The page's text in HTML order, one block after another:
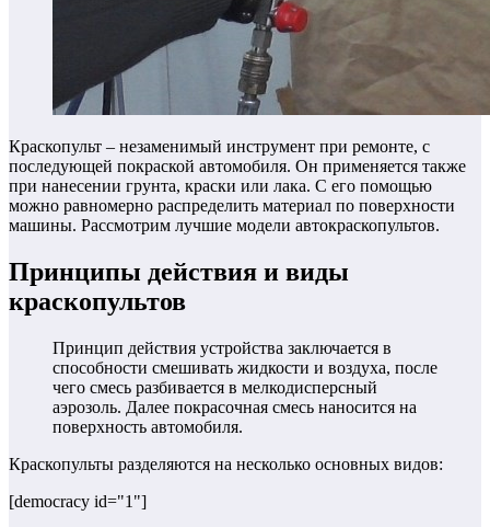
Краскопульт – незаменимый инструмент при ремонте, с
последующей покраской автомобиля. Он применяется также
при нанесении грунта, краски или лака. С его помощью
можно равномерно распределить материал по поверхности
машины. Рассмотрим лучшие модели автокраскопультов.
Принципы действия и виды
краскопультов
Принцип действия устройства заключается в
способности смешивать жидкости и воздуха, после
чего смесь разбивается в мелкодисперсный
аэрозоль. Далее покрасочная смесь наносится на
поверхность автомобиля.
Краскопульты разделяются на несколько основных видов:
[democracy id="1"]